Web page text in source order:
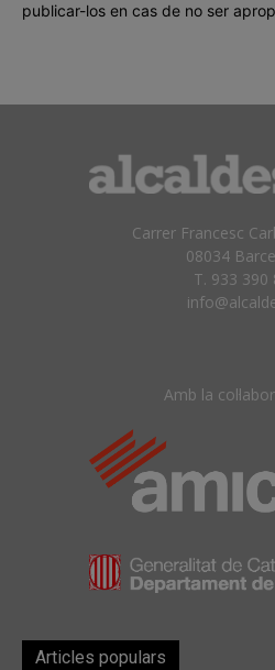
publicar-los en cas de no ser
Carrer Francesc
08034
T. 933 390
Amb la
Articles populars